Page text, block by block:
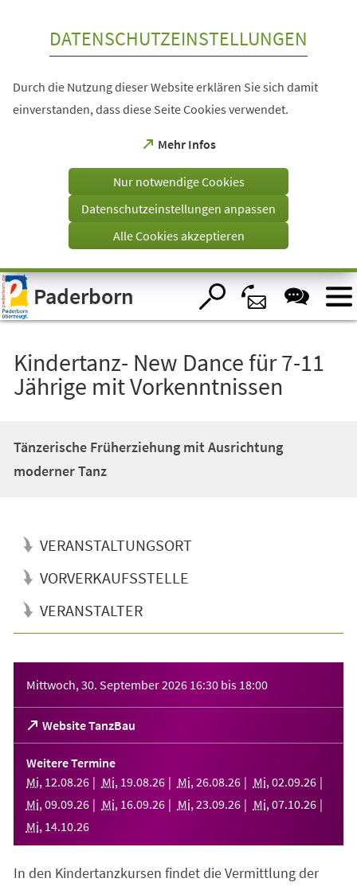
Visuelle
Assistenzsoftware
öffnen.
DATENSCHUTZEINSTELLUNGEN
Durch die Nutzung dieser Website erklären Sie sich damit
einverstanden, dass diese Seite Cookies verwendet.
Mehr Infos
(Öffnet
einem
Tab)
Nur notwendige Cookies
Datenschutzeinstellungen anpassen
Alle Cookies akzeptieren
Paderborn
Kindertanz- New Dance für 7-11
Jährige mit Vorkenntnissen
Tänzerische Früherziehung mit Ausrichtung
moderner Tanz
VERANSTALTUNGSORT
VORVERKAUFSSTELLE
VERANSTALTER
Mittwoch, 30. September 2026 16:30 bis 18:00
Website TanzBau
(Öffnet
in
einem
neuen
Tab)
Weitere Termine
Mi, 12.08.26 Mi, 19.08.26 Mi, 26.08.26 Mi, 02.09.26
Mi, 09.09.26 Mi, 16.09.26 Mi, 23.09.26 Mi, 07.10.26
Mi, 14.10.26
In den Kindertanzkursen findet die Vermittlung der